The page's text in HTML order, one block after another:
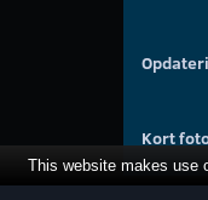
Kort
This website makes use